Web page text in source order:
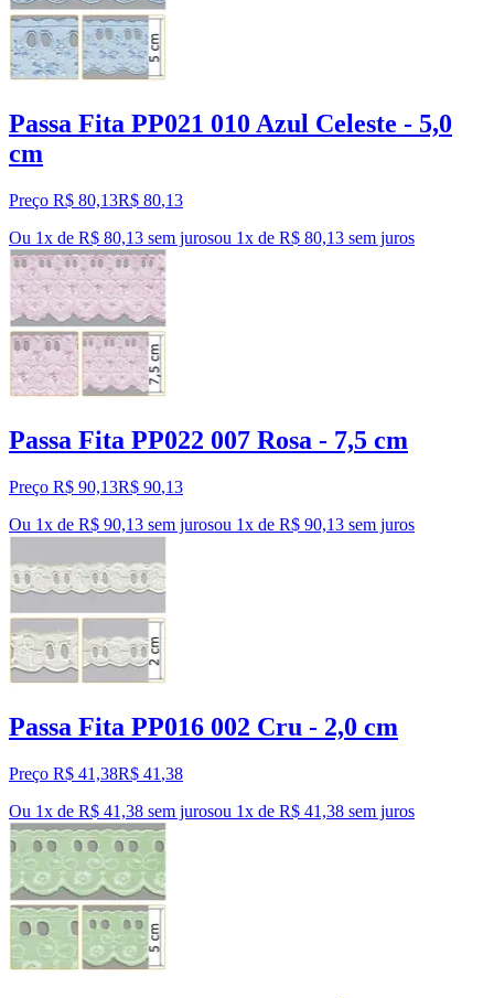
Passa Fita PP021 010 Azul Celeste - 5,0
cm
Preço R$ 80,13R$ 80,13
Ou 1x de R$ 80,13 sem jurosou 1x de R$ 80,13 sem juros
Passa Fita PP022 007 Rosa - 7,5 cm
Preço R$ 90,13R$ 90,13
Ou 1x de R$ 90,13 sem jurosou 1x de R$ 90,13 sem juros
Passa Fita PP016 002 Cru - 2,0 cm
Preço R$ 41,38R$ 41 ,38
Ou 1x de R$ 41,38 sem jurosou 1x de R$ 41,38 sem juros